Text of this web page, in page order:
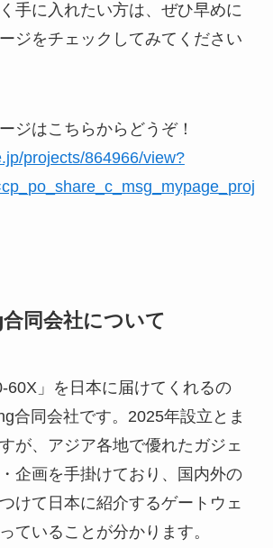
手に入れたい方は、ぜひ早めに
ジをチェックしてみてください
ジはこちらからどうぞ！
projects/864966/view?
同会社について
60X」を日本に届けてくれるの
合同会社です。2025年設立とま
が、アジア各地で優れたガジェ
企画を手掛けており、国内外の
けて日本に紹介するゲートウェ
ていることが分かります。